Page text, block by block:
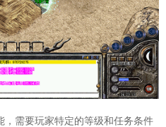
，需要玩家特定的等级和任务条件